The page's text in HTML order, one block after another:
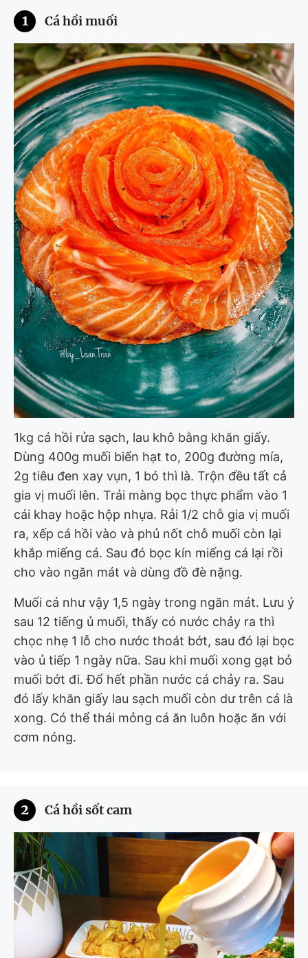
1 Cá hồi muối
1kg cá hồi rửa sạch, lau khô bằng khăn giấy.
Dùng 400g muối biển hạt to, 200g đường mía,
2g tiêu đen xay vụn, 1 bó thì là. Trộn đều tất cả
gia vị muối lên. Trải màng bọc thực phẩm vào 1
cái khay hoặc hộp nhựa. Rải 1/2 chỗ gia vị muối
ra, xếp cá hồi vào và phủ nốt chỗ muối còn lại
khắp miếng cá. Sau đó bọc kín miếng cá lại rồi
cho vào ngăn mát và dùng đồ đè nặng.
Muối cá như vậy 1,5 ngày trong ngăn mát. Lưu ý
sau 12 tiếng ủ muối, thấy có nước chảy ra thì
chọc nhẹ 1 lỗ cho nước thoát bớt, sau đó lại bọc
vào ủ tiếp 1 ngày nữa. Sau khi muối xong gạt bỏ
muối bớt đi. Đổ hết phần nước cá chảy ra. Sau
đó lấy khăn giấy lau sạch muối còn dư trên cá là
xong. Có thể thái mỏng cá ăn luôn hoặc ăn với
cơm nóng.
2 Cá hồi sốt cam